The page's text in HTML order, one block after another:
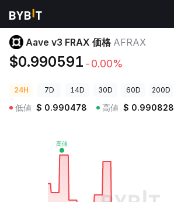
暗号資産価格
Aave v3 FRAX 価格 AFRAX
$0.990591 -0.00%
24H 7D 14D 30D 60D 200D
低値 $ 0.990478 高値 $ 0.990828